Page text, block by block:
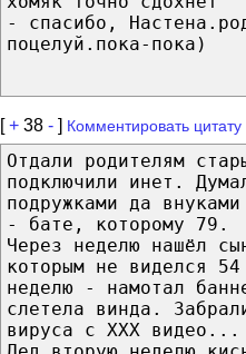
- спасибо,
поцелуй.пока-пока)
[+ 38 - ] Комментировать
Отдали родителям
подключили инет.
подружками да
- бате, которому 79.
Через неделю нашёл
которым не виделся
неделю - намотал
слетела винда.
вируса с ХХХ видео...